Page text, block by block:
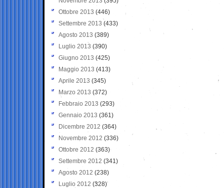
Ottobre 2013 (446)
Settembre 2013 (433)
Agosto 2013 (389)
Luglio 2013 (390)
Giugno 2013 (425)
Maggio 2013 (413)
Aprile 2013 (345)
Marzo 2013 (372)
Febbraio 2013 (293)
Gennaio 2013 (361)
Dicembre 2012 (364)
Novembre 2012 (336)
Ottobre 2012 (363)
Settembre 2012 (341)
Agosto 2012 (238)
Luglio 2012 (328)